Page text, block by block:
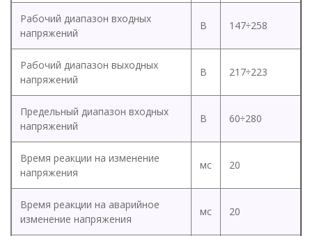
Рабочий диапазон входных
напряжений
В 147÷258
Рабочий диапазон выходных
напряжений
В 217÷223
Предельный диапазон входных
напряжений
В 60÷280
Время реакции на изменение
напряжения
мс 20
Время реакции на аварийное
изменение напряжения
мс 20